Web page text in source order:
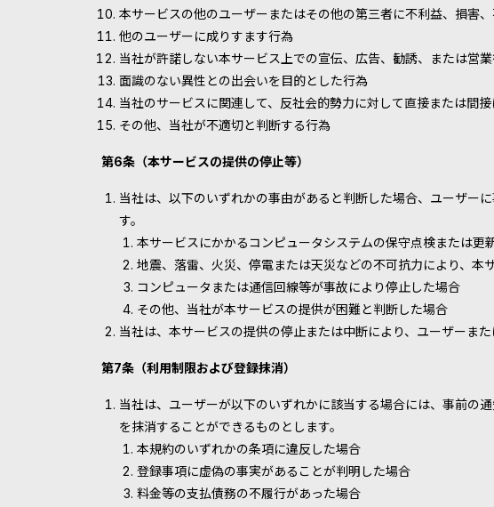
本サービスの他のユーザーまたはその他の第三者に不利益、損害
他のユーザーに成りすます行為
当社が許諾しない本サービス上での宣伝、広告、勧誘、または営
面識のない異性との出会いを目的とした行為
当社のサービスに関連して、反社会的勢力に対して直接または間
その他、当社が不適切と判断する行為
第6条（本サービスの提供の停止等）
当社は、以下のいずれかの事由があると判断した場合、ユーザー
す。
本サービスにかかるコンピュータシステムの保守点検または更
地震、落雷、火災、停電または天災などの不可抗力により、本
コンピュータまたは通信回線等が事故により停止した場合
その他、当社が本サービスの提供が困難と判断した場合
当社は、本サービスの提供の停止または中断により、ユーザーま
第7条（利用制限および登録抹消）
当社は、ユーザーが以下のいずれかに該当する場合には、事前の
を抹消することができるものとします。
本規約のいずれかの条項に違反した場合
登録事項に虚偽の事実があることが判明した場合
料金等の支払債務の不履行があった場合